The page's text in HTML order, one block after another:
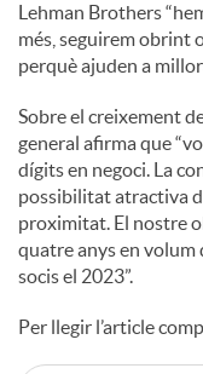
i
a
l
s
Lehman Brothers
més, seguirem obrint
perquè ajuden a
Sobre el creixement
general afirma que
dígits en negoci. La
possibilitat atractiva
proximitat. El nostre
quatre anys en volum
socis el 2023”.
Per llegir l’article